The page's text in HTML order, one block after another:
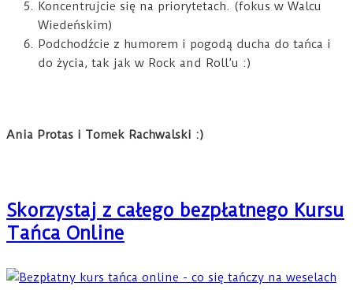
Koncentrujcie się na priorytetach. (fokus w Walcu
Wiedeńskim)
Podchodźcie z humorem i pogodą ducha do tańca i
do życia, tak jak w Rock and Roll’u :)
Ania Protas i Tomek Rachwalski :)
Skorzystaj z całego bezpłatnego Kursu
Tańca Online